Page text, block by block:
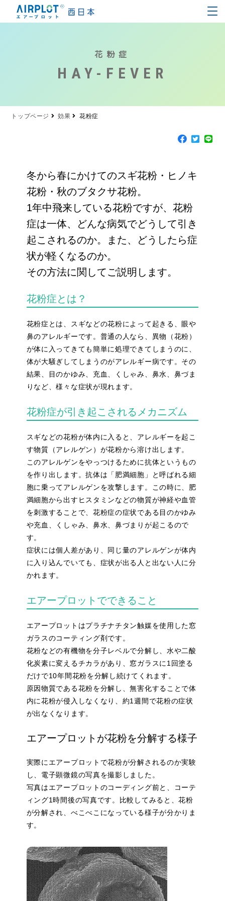
花粉症
HAY-FEVER
トップページ 効果 花粉症
冬から春にかけてのスギ花粉・ヒノキ
花粉・秋のブタクサ花粉。
1年中飛来している花粉ですが、花粉
症は一体、どんな病気でどうして引き
起こされるのか。また、どうしたら症
状が軽くなるのか。
その方法に関してご説明します。
花粉症とは？
花粉症とは、スギなどの花粉によって起きる、眼や
鼻のアレルギーです。普通の人なら、異物（花粉）
が体に入ってきても簡単に処理できてしまうのに、
体が大騒ぎしてしまうのがアレルギー病です。その
結果、目のかゆみ、充血、くしゃみ、鼻水、鼻づま
りなど、様々な症状が現れます。
花粉症が引き起こされるメカニズム
スギなどの花粉が体内に入ると、アレルギーを起こ
す物質（アレルゲン）が花粉から溶け出します。
このアレルゲンをやっつけるために抗体というもの
を作り出します。抗体は「肥満細胞」と呼ばれる細
胞に乗ってアレルゲンを攻撃します。この時に、肥
満細胞から出すヒスタミンなどの物質が神経や血管
を刺激することで、花粉症の症状である目のかゆみ
や充血、くしゃみ、鼻水、鼻づまりが起こるので
す。
症状には個人差があり、同じ量のアレルゲンが体内
に入り込んでいても、症状が出る人と出ない人に分
かれます。
エアープロットでできること
エアープロットはプラチナチタン触媒を使用した窓
ガラスのコーティング剤です。
花粉などの有機物を分子レベルで分解し、水や二酸
化炭素に変えるチカラがあり、窓ガラスに1回塗る
だけで10年間花粉を分解し続けてくれます。
原因物質である花粉を分解し、無害化することで体
内に花粉が侵入しなくなり、約1週間で花粉の症状
が出なくなります。
エアープロットが花粉を分解する様子
実際にエアープロットで花粉が分解されるのか実験
し、電子顕微鏡の写真を撮影しました。
写真はエアープロットのコーディング前と、コーテ
ィング1時間後の写真です。比較してみると、花粉
が分解され、べこべこになっている様子が分かりま
す。